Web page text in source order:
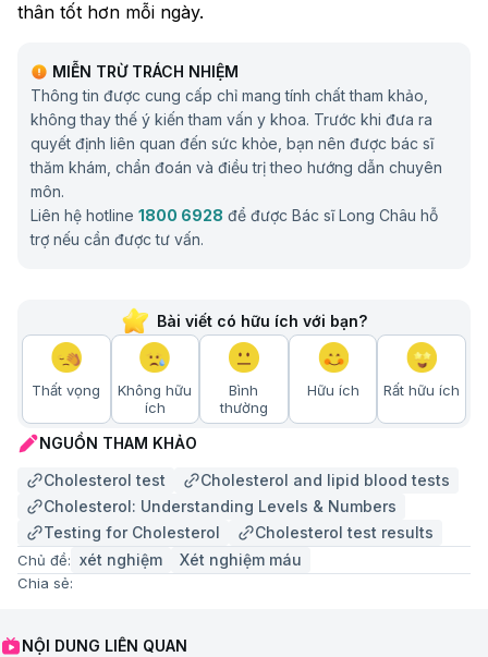
thân tốt hơn mỗi ngày.
MIỄN TRỪ TRÁCH NHIỆM
Thông tin được cung cấp chỉ mang tính chất tham khảo,
không thay thế ý kiến tham vấn y khoa. Trước khi đưa ra
quyết định liên quan đến sức khỏe, bạn nên được bác sĩ
thăm khám, chẩn đoán và điều trị theo hướng dẫn chuyên
môn.
Liên hệ hotline 1800 6928 để được Bác sĩ Long Châu hỗ
trợ nếu cần được tư vấn.
Bài viết có hữu ích với bạn?
Thất vọng
Không hữu
ích
Bình
thường
Hữu ích Rất hữu ích
NGUỒN THAM KHẢO
Cholesterol test
Cholesterol and lipid blood tests
Cholesterol: Understanding Levels & Numbers
Testing for Cholesterol
Cholesterol test results
Chủ đề: xét nghiệm Xét nghiệm máu
Chia sẻ:
NỘI DUNG LIÊN QUAN